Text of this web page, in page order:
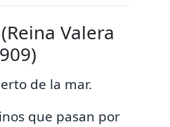
Valera
de la mar.
que pasan por